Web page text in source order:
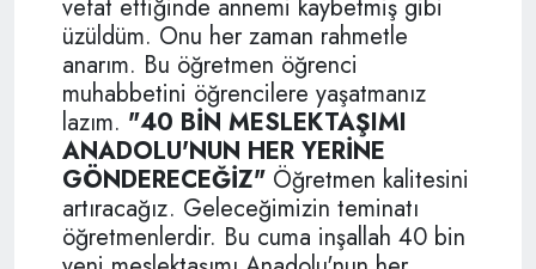
vefat ettiğinde annemi kaybetmiş gibi
üzüldüm. Onu her zaman rahmetle
anarım. Bu öğretmen öğrenci
muhabbetini öğrencilere yaşatmanız
lazım. "40 BİN MESLEKTAŞIMI
ANADOLU'NUN HER YERİNE
GÖNDERECEĞİZ" Öğretmen kalitesini
artıracağız. Geleceğimizin teminatı
öğretmenlerdir. Bu cuma inşallah 40 bin